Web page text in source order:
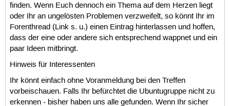
finden. Wenn Euch dennoch ein Thema auf dem Herzen liegt
oder Ihr an ungelösten Problemen verzweifelt, so könnt Ihr im
Forenthread (Link s. u.) einen Eintrag hinterlassen und hoffen,
dass der eine oder andere sich entsprechend wappnet und ein
paar Ideen mitbringt.
Hinweis für Interessenten
Ihr könnt einfach ohne Voranmeldung bei den Treffen
vorbeischauen. Falls Ihr befürchtet die Ubuntugruppe nicht zu
erkennen - bisher haben uns alle gefunden. Wenn Ihr sicher